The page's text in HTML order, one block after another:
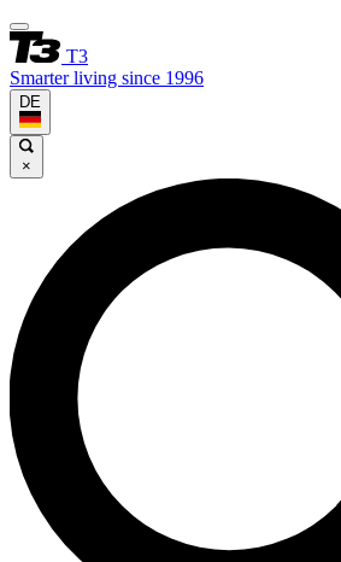
T3
Smarter living since 1996
DE
×